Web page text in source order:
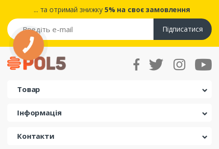
... та отримай знижку 5% на своє замовлення
Підписатися
Товар
Інформація
Контакти
КНОПКА
ЗВ'ЯЗКУ